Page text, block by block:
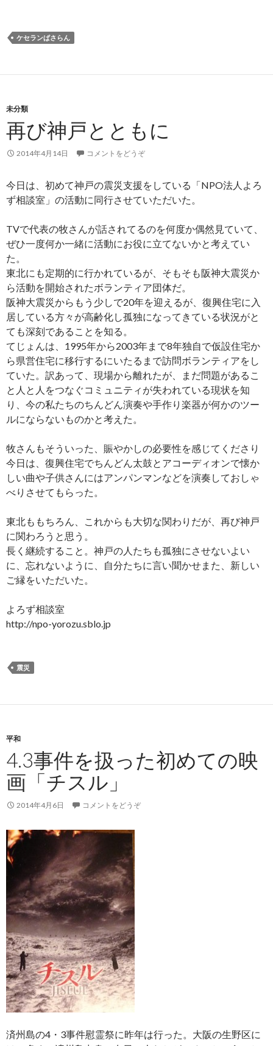
ケセランぱさらん
未分類
再び神戸とともに
2014年4月14日 コメントをどうぞ
今日は、初めて神戸の震災支援をしている「NPO法人よろ
ず相談室」の活動に同行させていただいた。
TVで代表の牧さんが話されてるのを何度か偶然見ていて、
ぜひ一度何か一緒に活動にお役に立てないかと考えてい
た。
東北にも定期的に行かれているが、そもそも阪神大震災か
ら活動を開始されたボランティア団体だ。
阪神大震災からもう少しで20年を迎えるが、復興住宅に入
居している方々が高齢化し孤独になってきている状況がと
ても深刻であることを知る。
てじょんは、1995年から2003年まで8年独自で仮設住宅か
ら県営住宅に移行するにいたるまで訪問ボランティアをし
ていた。訳あって、現場から離れたが、まだ問題があるこ
と人と人をつなぐコミュニティが失われている現状を知
り、今の私たちのちんどん演奏や手作り楽器が何かのツー
ルにならないものかと考えた。
牧さんもそういった、賑やかしの必要性を感じてくださり
今日は、復興住宅でちんどん太鼓とアコーディオンで懐か
しい曲や子供さんにはアンパンマンなどを演奏しておしゃ
べりさせてもらった。
東北ももちろん、これからも大切な関わりだが、再び神戸
に関わろうと思う。
長く継続すること。神戸の人たちも孤独にさせないよい
に、忘れないように、自分たちに言い聞かせまた、新しい
ご縁をいただいた。
よろず相談室
http://npo-yorozu.sblo.jp
震災
平和
4.3事件を扱った初めての映
画「チスル」
2014年4月6日 コメントをどうぞ
済州島の4・3事件慰霊祭に昨年は行った。大阪の生野区に